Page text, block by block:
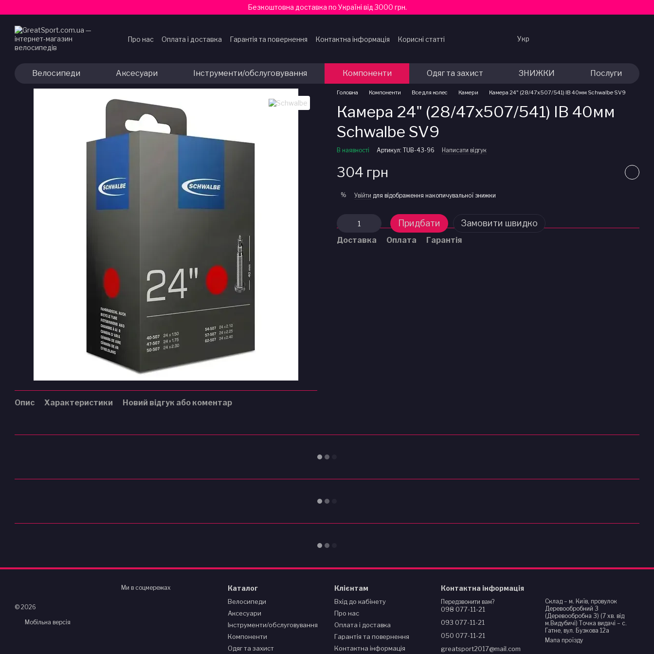
Безкоштовна доставка по Україні від 3000 грн.
Про нас Оплата і доставка Гарантія та повернення Контактна інформація
Корисні статті
Укр
Велосипеди Аксесуари Інструменти/обслуговування Компоненти Одяг та захист ЗНИЖКИ Послуги
Опис Характеристики Новий відгук або коментар
Головна Компоненти Все для колес Камери Камера 24" (28/47x507/541) IB 40мм Schwalbe SV9
Камера 24" (28/47x507/541) IB 40мм
Schwalbe SV9
В наявності Артикул: TUB-43-96 Написати відгук
304 грн
% Увійти для відображення накопичувальної знижки
Придбати Замовити швидко
Доставка Оплата Гарантія
© 2026
Мобільна версія
Ми в соцмережах Каталог
Велосипеди
Аксесуари
Інструменти/обслуговування
Компоненти
Одяг та захист
Клієнтам
Вхід до кабінету
Про нас
Оплата і доставка
Гарантія та повернення
Контактна інформація
Контактна інформація
Передзвонити вам?
098 077-11-21
093 077-11-21
050 077-11-21
greatsport2017@mail.com
Склад – м. Київ, провулок
Деревообробний 3
(Деревообробна 3) (7 хв. від
м.Видубичі) Точка видачі – с.
Гатне, вул. Бузкова 12а
Мапа проїзду